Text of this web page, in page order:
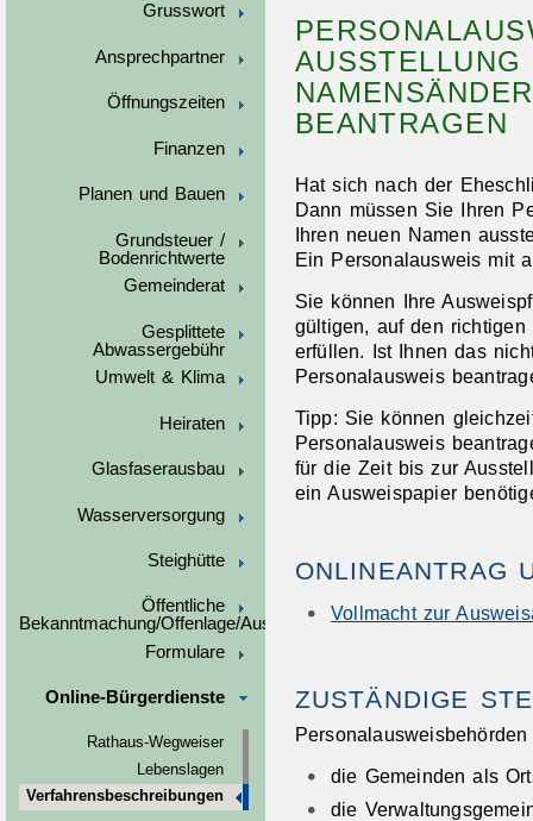
Grusswort
Ansprechpartner
Öffnungszeiten
Finanzen
Planen und Bauen
Grundsteuer /
Bodenrichtwerte
Gemeinderat
Gesplittete
Abwassergebühr
Umwelt & Klima
Heiraten
Glasfaserausbau
Wasserversorgung
Steighütte
Öffentliche
Bekanntmachung/Offenlage/Ausschreibungen
Formulare
Online-Bürgerdienste
Rathaus-Wegweiser
Lebenslagen
Verfahrensbeschreibungen
AUSSTELLUNG
BEANTRAGEN
Hat sich nach der
Dann müssen Sie Ihren
Ihren neuen Namen
Ein Personalausweis mit
Sie können Ihre
gültigen, auf den
erfüllen. Ist Ihnen das
Personalausweis
Tipp: Sie können
Personalausweis
für die Zeit bis zur
ein Ausweispapier
ONLINEANTRAG
Vollmacht zur
ZUSTÄNDIGE
die Gemeinden als
die